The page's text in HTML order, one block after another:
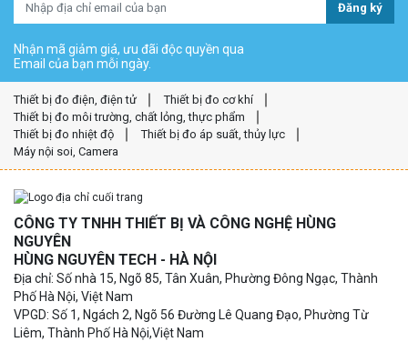
Đăng ký
Nhận mã giảm giá, ưu đãi độc quyền qua
Email của bạn mỗi ngày.
Thiết bị đo điện, điện tử
Thiết bị đo cơ khí
Thiết bị đo môi trường, chất lỏng, thực phẩm
Thiết bị đo nhiệt độ
Thiết bị đo áp suất, thủy lực
Máy nội soi, Camera
CÔNG TY TNHH THIẾT BỊ VÀ CÔNG NGHỆ HÙNG
NGUYÊN
HÙNG NGUYÊN TECH - HÀ NỘI
Địa chỉ: Số nhà 15, Ngõ 85, Tân Xuân, Phường Đông Ngạc, Thành
Phố Hà Nội, Việt Nam
VPGD: Số 1, Ngách 2, Ngõ 56 Đường Lê Quang Đạo, Phường Từ
Liêm, Thành Phố Hà Nội,Việt Nam